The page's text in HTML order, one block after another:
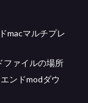
macマルチプレ
ァイルの場所
ンドmodダウ